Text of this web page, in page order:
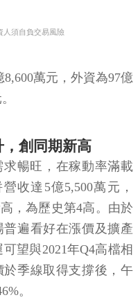
人須自負交易風險
萬元，外資為97億
創同期新高
暢旺，在稼動率滿載
收達5億5,500萬元，
，為歷史第4高。由於
遍看好在漲價及擴產
望與2021年Q4高檔相
季線取得支撐後，午
。